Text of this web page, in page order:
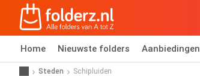
Home Nieuwste folders Aanbiedingen
Steden Schipluiden